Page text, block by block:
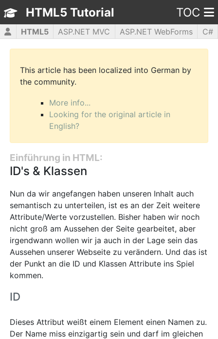
HTML5 Tutorial TOC
HTML5 ASP.NET MVC ASP.NET WebForms
C#
CSS3
JavaScript jQuery PHP5 WPF
This article has been localized into German by
the community.
More info...
Looking for the original article in
English?
Einführung in HTML:
ID's & Klassen
Nun da wir angefangen haben unseren Inhalt auch
semantisch zu unterteilen, ist es an der Zeit weitere
Attribute/Werte vorzustellen. Bisher haben wir noch
nicht groß am Aussehen der Seite gearbeitet, aber
irgendwann wollen wir ja auch in der Lage sein das
Aussehen unserer Webseite zu verändern. Und das ist
der Punkt an die ID und Klassen Attribute ins Spiel
kommen.
ID
Dieses Attribut weißt einem Element einen Namen zu.
Der Name miss einzigartig sein und darf im gleichen